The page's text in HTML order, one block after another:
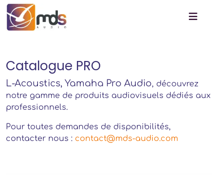
Catalogue PRO
L-Acoustics, Yamaha Pro Audio, découvrez
notre gamme de produits audiovisuels dédiés aux
professionnels.
Pour toutes demandes de disponibilités,
contacter nous : contact@mds-audio.com